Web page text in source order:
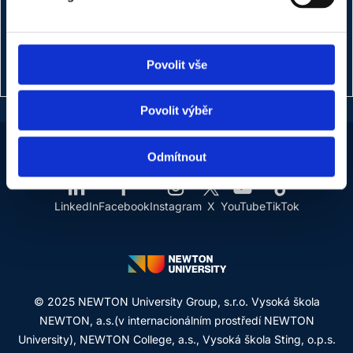
Povolit vše
Povolit výběr
Odmítnout
LinkedInFacebookInstagram X YouTubeTikTok
© 2025 NEWTON University Group, s.r.o. Vysoká škola
NEWTON, a.s.(v internacionálním prostředí NEWTON
University), NEWTON College, a.s., Vysoká škola Sting, o.p.s.
+420 720 457 979